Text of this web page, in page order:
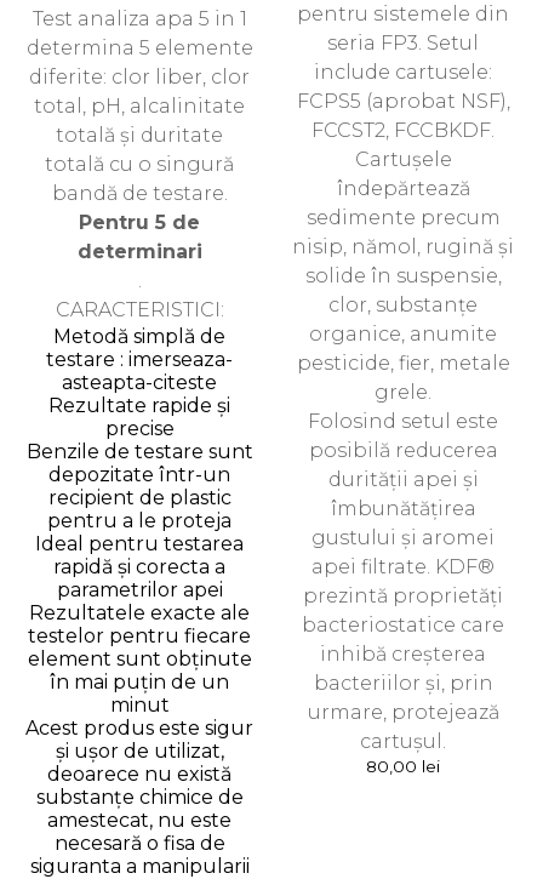
Test analiza apa 5 in 1
determina 5 elemente
diferite: clor liber, clor
total, pH, alcalinitate
totală și duritate
totală cu o singură
bandă de testare.
Pentru 5 de
determinari
CARACTERISTICI:
Metodă simplă de
testare : imerseaza-
asteapta-citeste
Rezultate rapide și
precise
Benzile de testare sunt
depozitate într-un
recipient de plastic
pentru a le proteja
Ideal pentru testarea
rapidă și corecta a
parametrilor apei
Rezultatele exacte ale
testelor pentru fiecare
element sunt obținute
în mai puțin de un
minut
Acest produs este sigur
și ușor de utilizat,
deoarece nu există
substanțe chimice de
amestecat, nu este
necesară o fisa de
siguranta a manipularii
pentru sistemele din
seria FP3. Setul
include cartusele:
FCPS5 (aprobat NSF),
FCCST2, FCCBKDF.
Cartușele
îndepărtează
sedimente precum
nisip, nămol, rugină și
solide în suspensie,
clor, substanțe
organice, anumite
pesticide, fier, metale
grele.
Folosind setul este
posibilă reducerea
durității apei și
îmbunătățirea
gustului și aromei
apei filtrate. KDF®
prezintă proprietăți
bacteriostatice care
inhibă creșterea
bacteriilor și, prin
urmare, protejează
cartușul.
80,00 lei